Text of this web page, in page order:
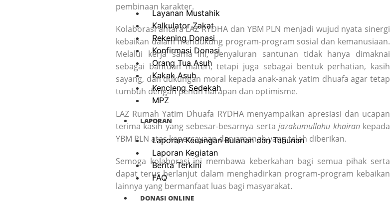
Layanan Mustahik
Kalkulator Zakat
Rekening Donasi
Konfirmasi Donasi
Orang Tua Asuh
Kakak Asuh
Kencleng Sedekah
MPZ
LAPORAN
Laporan Keuangan Bulanan dan Tahunan
Laporan Kegiatan
Berita Terkini
FAQ
DONASI ONLINE
pembinaan karakter.
Kolaborasi antara LAZ RYDHA dan YBM PLN menjadi wujud nyata sinergi
kebaikan dalam mendukung program-program sosial dan kemanusiaan.
Melalui kerja sama ini, penyaluran santunan tidak hanya dimaknai
sebagai bantuan materi, tetapi juga sebagai bentuk perhatian, kasih
sayang, dan dukungan moral kepada anak-anak yatim dhuafa agar tetap
tumbuh dengan penuh harapan dan optimisme.
LAZ Rumah Yatim Dhuafa RYDHA menyampaikan apresiasi dan ucapan
terima kasih yang sebesar-besarnya sertajazakumullahu khairankepada
YBM PLN atas kepercayaan dan amanah yang telah diberikan.
Semoga kolaborasi ini membawa keberkahan bagi semua pihak serta
dapat terus berlanjut dalam menghadirkan program-program kebaikan
lainnya yang bermanfaat luas bagi masyarakat.